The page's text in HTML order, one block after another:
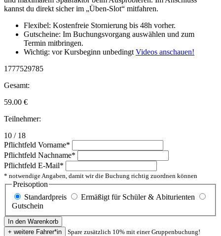
kannst du direkt sicher im „Üben-Slot“ mitfahren.
Flexibel: Kostenfreie Stornierung bis 48h vorher.
Gutscheine: Im Buchungsvorgang auswählen und zum
Termin mitbringen.
Wichtig: vor Kursbeginn unbedingt Videos anschauen!
1777529785
Gesamt:
59.00 €
Teilnehmer:
10 / 18
Pflichtfeld Vorname*
Pflichtfeld Nachname*
Pflichtfeld E-Mail*
* notwendige Angaben, damit wir die Buchung richtig zuordnen können
Preisoption
Standardpreis
Ermäßigt für Schüler & Abiturienten
Gutschein
Spare zusätzlich 10% mit einer Gruppenbuchung!